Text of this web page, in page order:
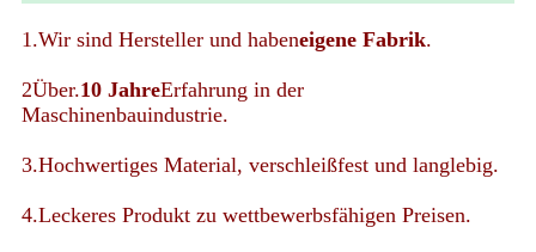
1.Wir sind Hersteller und habeneigene Fabrik.
2Über.10 JahreErfahrung in der
Maschinenbauindustrie.
3.Hochwertiges Material, verschleißfest und langlebig.
4.Leckeres Produkt zu wettbewerbsfähigen Preisen.